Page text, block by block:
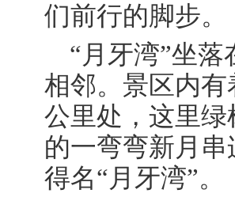
们前行的脚步。
“月牙湾”坐
相邻。景区内
公里处，这里
的一弯弯新月
得名“月牙湾”。